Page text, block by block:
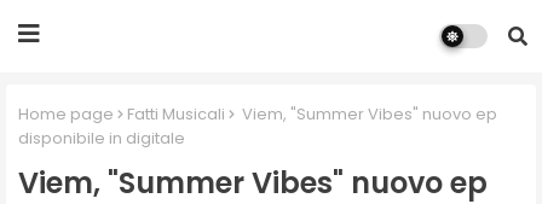
Home page Fatti Musicali
Viem, "Summer Vibes" nuovo ep
disponibile in digitale
Viem, "Summer Vibes" nuovo ep